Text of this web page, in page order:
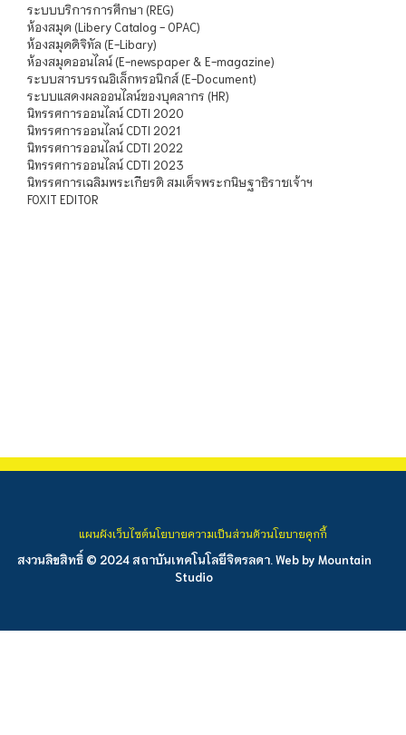
ระบบบริการการศึกษา (REG)
ห้องสมุด (Libery Catalog - OPAC)
ห้องสมุดดิจิทัล (E-Libary)
ห้องสมุดออนไลน์ (E-newspaper & E-magazine)
ระบบสารบรรณอิเล็กทรอนิกส์ (E-Document)
ระบบแสดงผลออนไลน์ของบุคลากร (HR)
นิทรรศการออนไลน์ CDTI 2020
นิทรรศการออนไลน์ CDTI 2021
นิทรรศการออนไลน์ CDTI 2022
นิทรรศการออนไลน์ CDTI 2023
นิทรรศการเฉลิมพระเกียรติ สมเด็จพระกนิษฐาธิราชเจ้าฯ
FOXIT EDITOR
สงวนลิขสิทธิ์ © 2024 สถาบันเทคโนโลยีจิตรลดา. Web by Mountain
Studio
แผนผังเว็บไซต์นโยบายความเป็นส่วนตัวนโยบายคุกกี้